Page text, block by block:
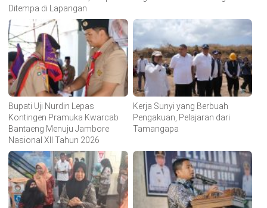
Ditempa di Lapangan
Bupati Uji Nurdin Lepas
Kontingen Pramuka Kwarcab
Bantaeng Menuju Jambore
Nasional XII Tahun 2026
Kerja Sunyi yang Berbuah
Pengakuan, Pelajaran dari
Tamangapa